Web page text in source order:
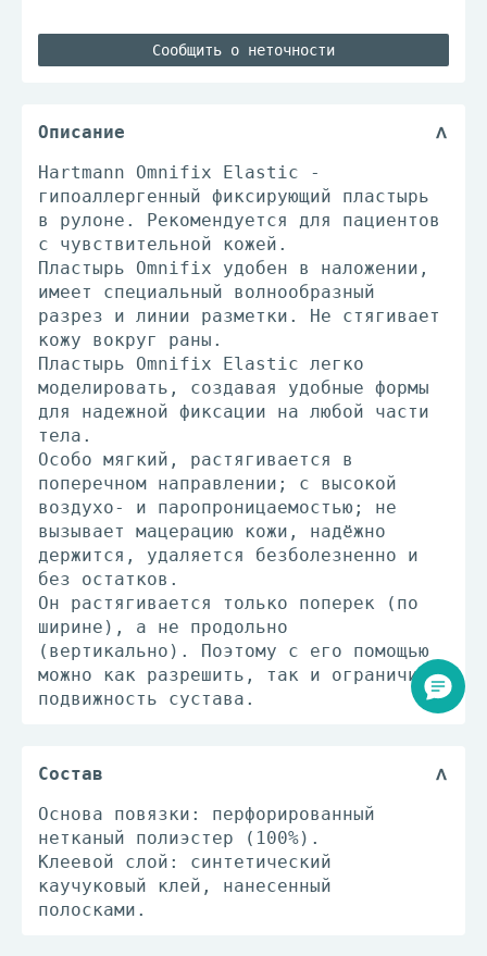
Сообщить о неточности
Описание
Hartmann Omnifix Elastic -
гипоаллергенный фиксирующий пластырь
в рулоне. Рекомендуется для пациентов
с чувствительной кожей.
Пластырь Omnifix удобен в наложении,
имеет специальный волнообразный
разрез и линии разметки. Не стягивает
кожу вокруг раны.
Пластырь Omnifix Elastic легко
моделировать, создавая удобные формы
для надежной фиксации на любой части
тела.
Особо мягкий, растягивается в
поперечном направлении; с высокой
воздухо- и паропроницаемостью; не
вызывает мацерацию кожи, надёжно
держится, удаляется безболезненно и
без остатков.
Он растягивается только поперек (по
ширине), а не продольно
(вертикально). Поэтому с его помощью
можно как разрешить, так и ограничить
подвижность сустава.
Состав
Основа повязки: перфорированный
нетканый полиэстер (100%).
Клеевой слой: синтетический
каучуковый клей, нанесенный
полосками.